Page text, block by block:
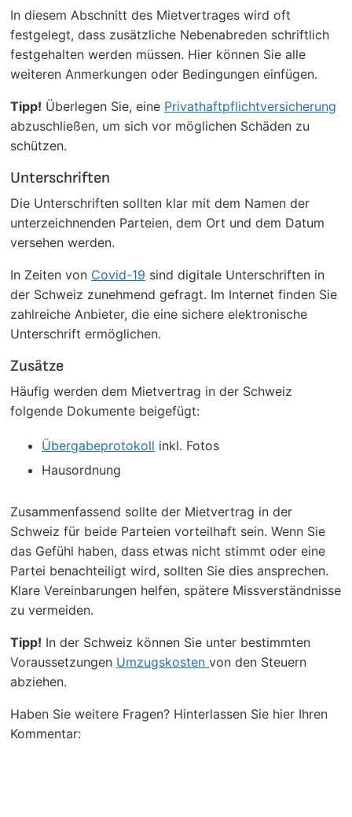
In diesem Abschnitt des Mietvertrages wird oft
festgelegt, dass zusätzliche Nebenabreden schriftlich
festgehalten werden müssen. Hier können Sie alle
weiteren Anmerkungen oder Bedingungen einfügen.
Tipp! Überlegen Sie, eine Privathaftpflichtversicherung
abzuschließen, um sich vor möglichen Schäden zu
schützen.
Unterschriften
Die Unterschriften sollten klar mit dem Namen der
unterzeichnenden Parteien, dem Ort und dem Datum
versehen werden.
In Zeiten von Covid-19 sind digitale Unterschriften in
der Schweiz zunehmend gefragt. Im Internet finden Sie
zahlreiche Anbieter, die eine sichere elektronische
Unterschrift ermöglichen.
Zusätze
Häufig werden dem Mietvertrag in der Schweiz
folgende Dokumente beigefügt:
Übergabeprotokoll inkl. Fotos
Hausordnung
Zusammenfassend sollte der Mietvertrag in der
Schweiz für beide Parteien vorteilhaft sein. Wenn Sie
das Gefühl haben, dass etwas nicht stimmt oder eine
Partei benachteiligt wird, sollten Sie dies ansprechen.
Klare Vereinbarungen helfen, spätere Missverständnisse
zu vermeiden.
Tipp! In der Schweiz können Sie unter bestimmten
Voraussetzungen Umzugskosten von den Steuern
abziehen.
Haben Sie weitere Fragen? Hinterlassen Sie hier Ihren
Kommentar: